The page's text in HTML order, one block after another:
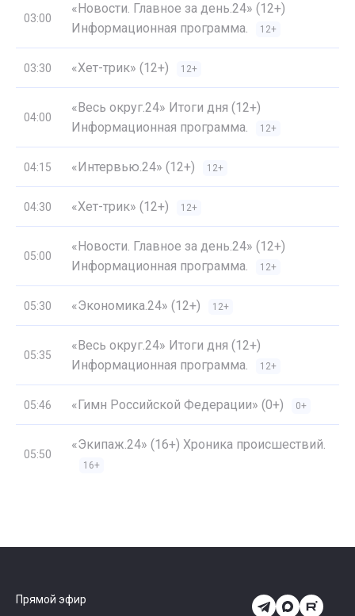
03:00
«Новости. Главное за день.24» (12+)
Информационная программа.
12+
03:30 «Хет-трик» (12+) 12+
04:00
«Весь округ.24» Итоги дня (12+)
Информационная программа.
12+
04:15 «Интервью.24» (12+) 12+
04:30 «Хет-трик» (12+) 12+
05:00
«Новости. Главное за день.24» (12+)
Информационная программа.
12+
05:30 «Экономика.24» (12+) 12+
05:35
«Весь округ.24» Итоги дня (12+)
Информационная программа.
12+
05:46 «Гимн Российской Федерации» (0+) 0+
05:50
«Экипаж.24» (16+) Хроника происшествий.
16+
Прямой эфир